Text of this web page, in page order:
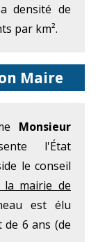
densité de
par km².
Maire
Monsieur
l'État
le conseil
la mairie de
est élu
6 ans (de